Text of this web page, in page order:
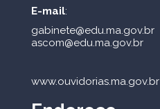
E-mail:
gabinete@edu.ma.gov.br
ascom@edu.ma.gov.br
www.ouvidorias.ma.gov.br